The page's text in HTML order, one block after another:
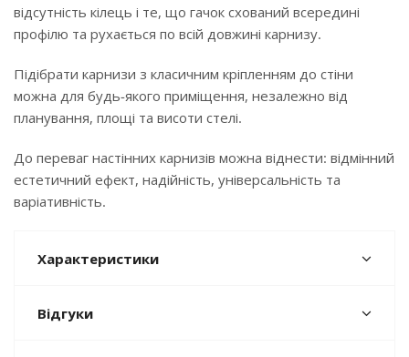
відсутність кілець і те, що гачок схований всередині
профілю та рухається по всій довжині карнизу.
Підібрати карнизи з класичним кріпленням до стіни
можна для будь-якого приміщення, незалежно від
планування, площі та висоти стелі.
До переваг настінних карнизів можна віднести: відмінний
естетичний ефект, надійність, універсальність та
варіативність.
Характеристики
Відгуки